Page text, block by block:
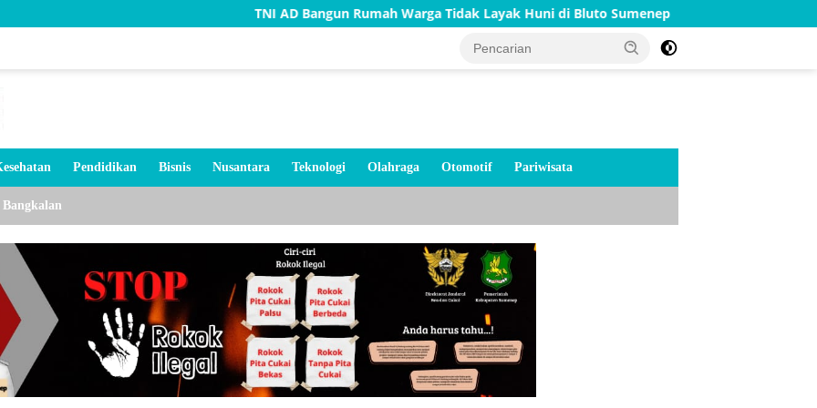
TNI AD Bangun Rumah Warga Tidak Layak Huni di Bluto Sumenep Merah Putih Menyala di
Pendidikan Bisnis Nusantara Teknologi Olahraga Otomotif Pariwisata
Bangkalan